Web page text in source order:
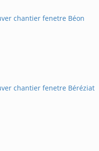
chantier fenetre Béon
chantier fenetre Béréziat